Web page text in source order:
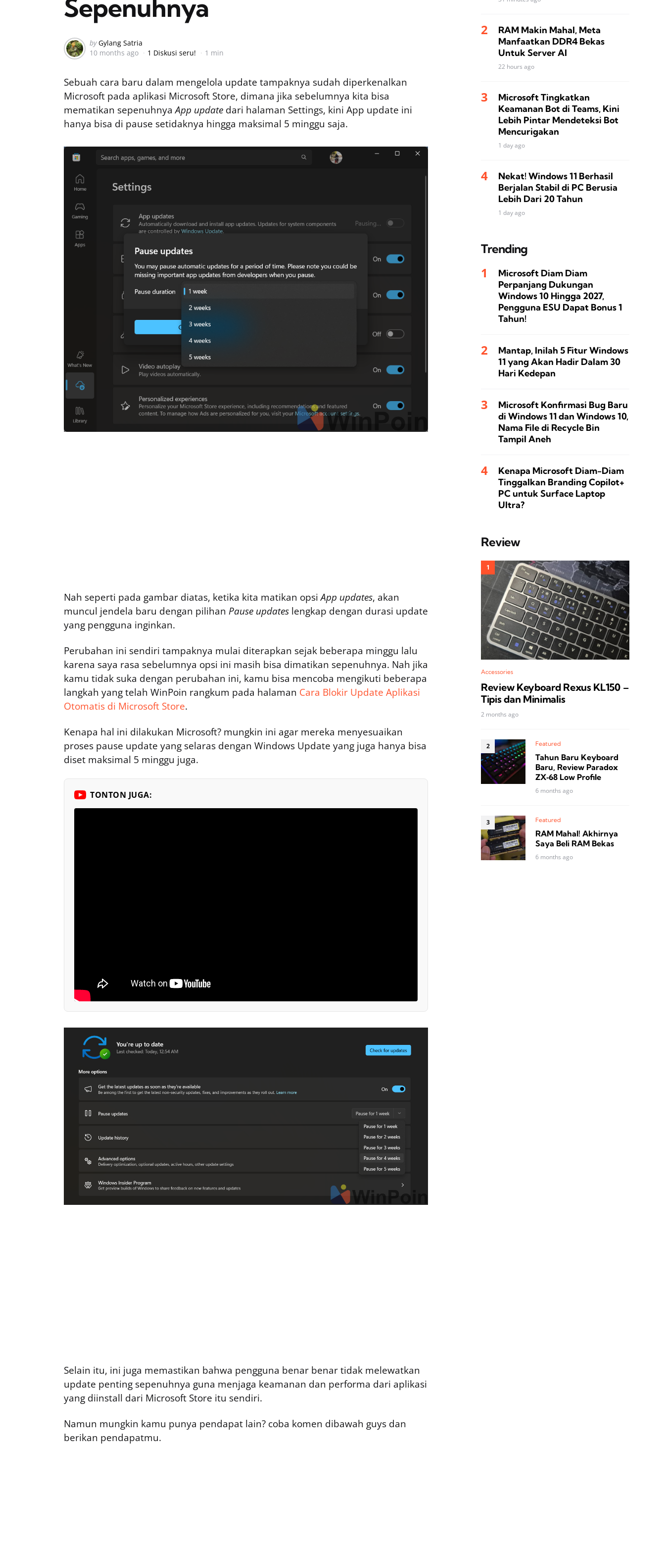
Sepenuhnya
Posted
by
by Gylang Satria
10 months ago
1 Diskusi seru! 1 min
Sebuah cara baru dalam mengelola update tampaknya sudah diperkenalkan
Microsoft pada aplikasi Microsoft Store, dimana jika sebelumnya kita bisa
mematikan sepenuhnyaApp update dari halaman Settings, kini App update ini
hanya bisa di pause setidaknya hingga maksimal 5 minggu saja.
Nah seperti pada gambar diatas, ketika kita matikan opsiApp updates, akan
muncul jendela baru dengan pilihan Pause updates lengkap dengan durasi update
yang pengguna inginkan.
Perubahan ini sendiri tampaknya mulai diterapkan sejak beberapa minggu lalu
karena saya rasa sebelumnya opsi ini masih bisa dimatikan sepenuhnya. Nah jika
kamu tidak suka dengan perubahan ini, kamu bisa mencoba mengikuti beberapa
langkah yang telah WinPoin rangkum pada halaman Cara Blokir Update Aplikasi
Otomatis di Microsoft Store.
Kenapa hal ini dilakukan Microsoft? mungkin ini agar mereka menyesuaikan
proses pause update yang selaras dengan Windows Update yang juga hanya bisa
diset maksimal 5 minggu juga.
TONTON JUGA:
Selain itu, ini juga memastikan bahwa pengguna benar benar tidak melewatkan
update penting sepenuhnya guna menjaga keamanan dan performa dari aplikasi
yang diinstall dari Microsoft Store itu sendiri.
Namun mungkin kamu punya pendapat lain? coba komen dibawah guys dan
berikan pendapatmu.
RAM Makin Mahal, Meta
Manfaatkan DDR4 Bekas
Untuk Server AI
22 hours ago
Microsoft Tingkatkan
Keamanan Bot di Teams, Kini
Lebih Pintar Mendeteksi Bot
Mencurigakan
1 day ago
Nekat! Windows 11 Berhasil
Berjalan Stabil di PC Berusia
Lebih Dari 20 Tahun
1 day ago
Trending
Microsoft Diam Diam
Perpanjang Dukungan
Windows 10 Hingga 2027,
Pengguna ESU Dapat Bonus 1
Tahun!
Mantap, Inilah 5 Fitur Windows
11 yang Akan Hadir Dalam 30
Hari Kedepan
Microsoft Konfirmasi Bug Baru
di Windows 11 dan Windows 10,
Nama File di Recycle Bin
Tampil Aneh
Kenapa Microsoft Diam-Diam
Tinggalkan Branding Copilot+
PC untuk Surface Laptop
Ultra?
Review
Accessories
Review Keyboard Rexus KL150 –
Tipis dan Minimalis
2 months ago
Featured
Tahun Baru Keyboard
Baru, Review Paradox
ZX‑68 Low Profile
6 months ago
Featured
RAM Mahal! Akhirnya
Saya Beli RAM Bekas
6 months ago